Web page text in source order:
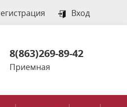
Вход
8(863)269-89-42
Приемная